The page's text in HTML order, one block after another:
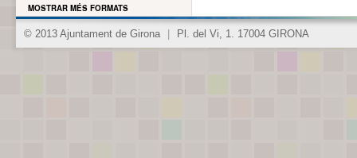
MOSTRAR MÉS FORMATS
© 2013 Ajuntament de Girona Pl. del Vi, 1. 17004 GIRONA